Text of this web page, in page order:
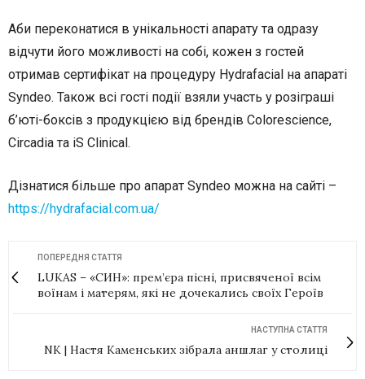
Аби переконатися в унікальності апарату та одразу
відчути його можливості на собі, кожен з гостей
отримав сертифікат на процедуру Hydrafacial на апараті
Syndeo. Також всі гості події взяли участь у розіграші
б’юті-боксів з продукцією від брендів Colorescience,
Circadia та iS Clinical.
Дізнатися більше про апарат Syndeo можна на сайті –
https://hydrafacial.com.ua/
ПОПЕРЕДНЯ СТАТТЯ
LUKAS – «‎CИН»: прем’єра пісні, присвяченої всім
воїнам і матерям, які не дочекались своїх Героїв
НАСТУПНА СТАТТЯ
NK | Настя Каменських зібрала аншлаг у столиці